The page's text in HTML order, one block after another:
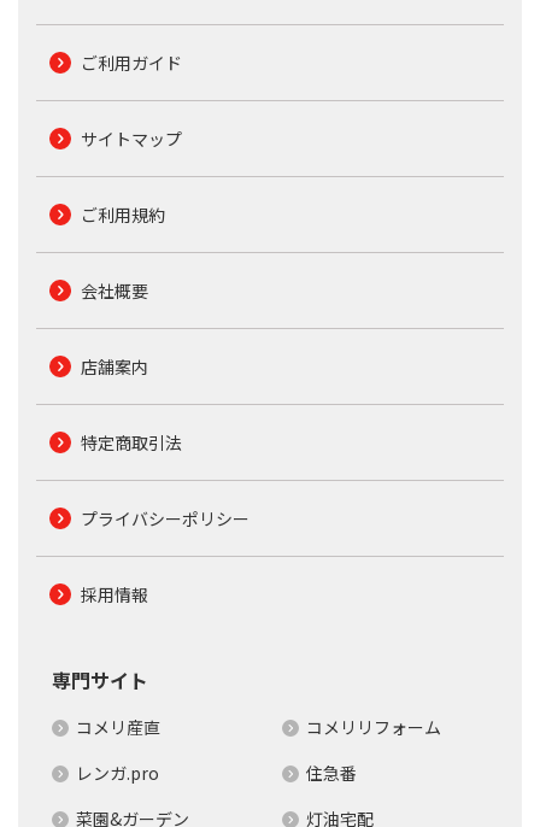
ご利用ガイド
サイトマップ
ご利用規約
会社概要
店舗案内
特定商取引法
プライバシーポリシー
採用情報
専門サイト
コメリ産直
コメリリフォーム
レンガ.pro
住急番
菜園&ガーデン
灯油宅配